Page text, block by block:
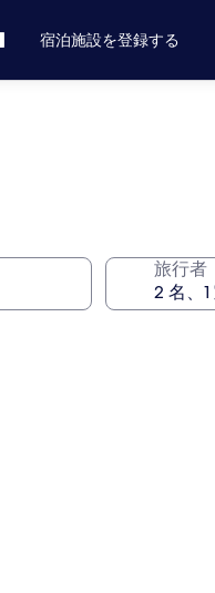
宿泊施設を登録する
旅行者